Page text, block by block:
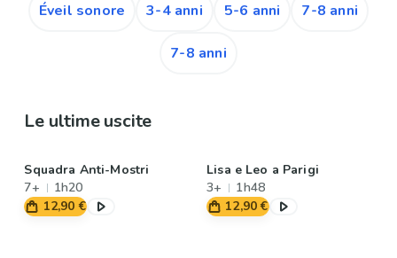
Éveil sonore 3-4 anni 5-6 anni 7-8 anni
7-8 anni
Le ultime uscite
Squadra Anti-Mostri
7+
1h20
12,90 €
Lisa e Leo a Parigi
3+
1h48
12,90 €